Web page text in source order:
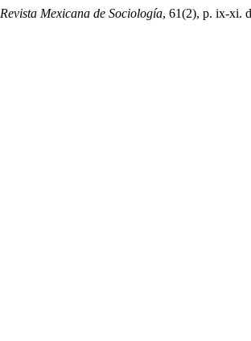
Revista Mexicana de Sociología, 61(2), p. ix-xi.